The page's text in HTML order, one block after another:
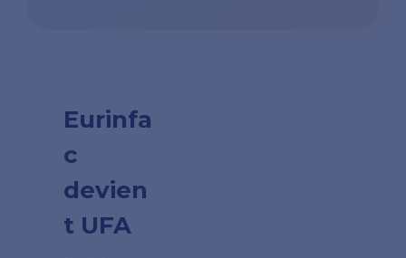
Eurinfa
c
devien
t UFA